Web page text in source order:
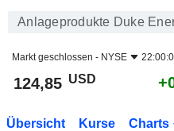
Anlageprodukte Duke
Markt geschlossen - NYSE
124,85 USD
Übersicht Kurse Charts